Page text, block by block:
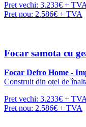
Pret vechi: 3.233€ + TVA
Pret nou: 2.586€ + TVA
Focar samota cu
Focar Defro Home -
Construit din oțel de
Pret vechi: 3.233€ +
Pret nou: 2.586€ + TVA